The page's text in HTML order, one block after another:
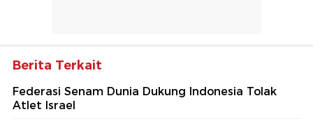
Berita Terkait
Federasi Senam Dunia Dukung Indonesia Tolak
Atlet Israel